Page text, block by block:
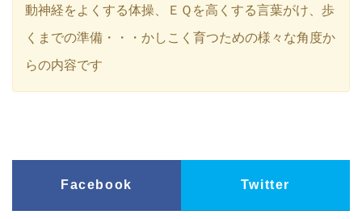
動神経をよくする体操、ＥＱを高くする言葉がけ、歩
くまでの準備・・・かしこく育つための様々な角度か
らの内容です
Facebook Twitter